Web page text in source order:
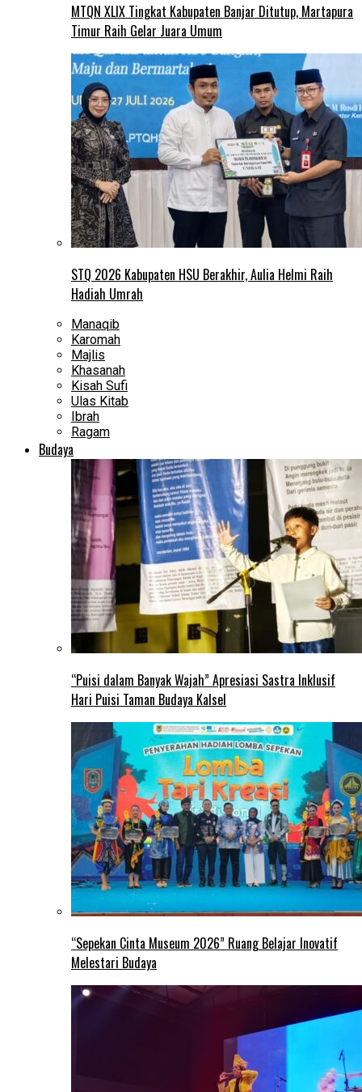
MTQN XLIX Tingkat Kabupaten Banjar Ditutup, Martapura
Timur Raih Gelar Juara Umum
STQ 2026 Kabupaten HSU Berakhir, Aulia Helmi Raih
Hadiah Umrah
Manaqib
Karomah
Majlis
Khasanah
Kisah Sufi
Ulas Kitab
Ibrah
Ragam
Budaya
“Puisi dalam Banyak Wajah” Apresiasi Sastra Inklusif
Hari Puisi Taman Budaya Kalsel
“Sepekan Cinta Museum 2026” Ruang Belajar Inovatif
Melestari Budaya